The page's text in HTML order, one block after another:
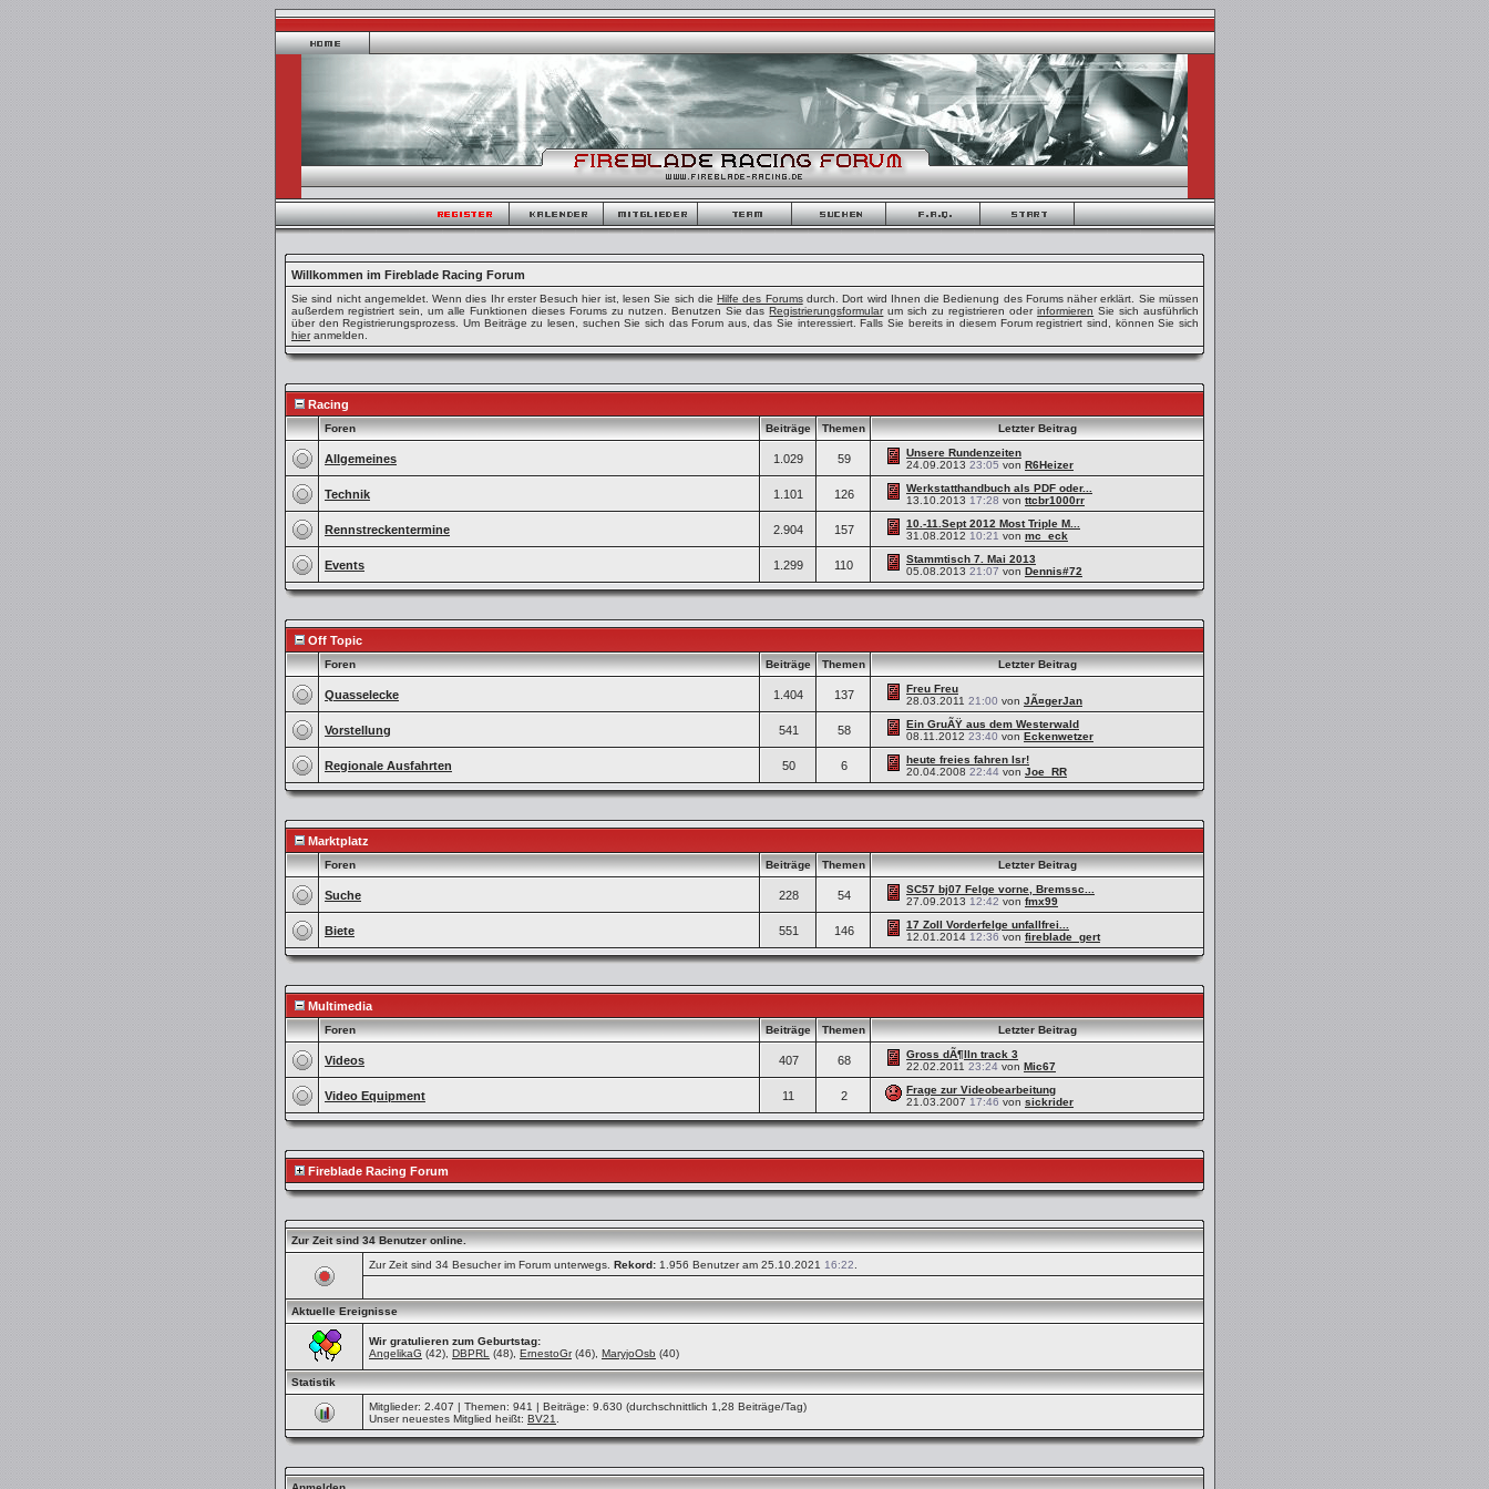
Willkommen im Fireblade Racing Forum
Sie sind nicht angemeldet. Wenn dies Ihr erster Besuch hier ist, lesen Sie sich dieHilfe des Forumsdurch. Dort wird Ihnen die Bedienung des Forums näher erklärt. Sie müssen
außerdem registriert sein, um alle Funktionen dieses Forums zu nutzen. Benutzen Sie dasRegistrierungsformularum sich zu registrieren oderinformieren Sie sich ausführlich
über den Registrierungsprozess. Um Beiträge zu lesen, suchen Sie sich das Forum aus, das Sie interessiert. Falls Sie bereits in diesem Forum registriert sind, können Sie sich
hieranmelden.
Racing
Foren Beiträge Themen Letzter Beitrag
Allgemeines 1.029 59
Unsere Rundenzeiten
24.09.2013 23:05 von R6Heizer
Technik 1.101 126
Werkstatthandbuch als PDF oder...
13.10.2013 17:28 von ttcbr1000rr
Rennstreckentermine 2.904 157
10.-11.Sept 2012 Most Triple M...
31.08.2012 10:21 von mc_eck
Events 1.299 110
Stammtisch 7. Mai 2013
05.08.2013 21:07 von Dennis#72
Off Topic
Foren Beiträge Themen Letzter Beitrag
Quasselecke 1.404 137
Freu Freu
28.03.2011 21:00 von JÃ¤gerJan
Vorstellung 541 58
Ein GruÃŸ aus dem Westerwald
08.11.2012 23:40 von Eckenwetzer
Regionale Ausfahrten 50 6
heute freies fahren lsr!
20.04.2008 22:44 von Joe_RR
Marktplatz
Foren Beiträge Themen Letzter Beitrag
Suche 228 54
SC57 bj07 Felge vorne, Bremssc...
27.09.2013 12:42 von fmx99
Biete 551 146
17 Zoll Vorderfelge unfallfrei...
12.01.2014 12:36 von fireblade_gert
Multimedia
Foren Beiträge Themen Letzter Beitrag
Videos 407 68
Gross dÃ¶lln track 3
22.02.2011 23:24 von Mic67
Video Equipment 11 2
Frage zur Videobearbeitung
21.03.2007 17:46 von sickrider
Fireblade Racing Forum
Zur Zeit sind 34 Benutzer online.
Zur Zeit sind 34 Besucher im Forum unterwegs. Rekord: 1.956 Benutzer am 25.10.2021 16:22
Aktuelle Ereignisse
Wir gratulieren zum Geburtstag:
AngelikaG (42), DBPRL (48), ErnestoGr(46), MaryjoOsb (40)
Statistik
Mitglieder: 2.407 | Themen: 941 | Beiträge: 9.630 (durchschnittlich 1,28 Beiträge/Tag)
Unser neuestes Mitglied heißt: BV21